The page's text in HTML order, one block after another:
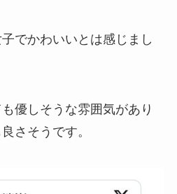
でかわいいとは感じまし
優しそうな雰囲気があり
さそうです。